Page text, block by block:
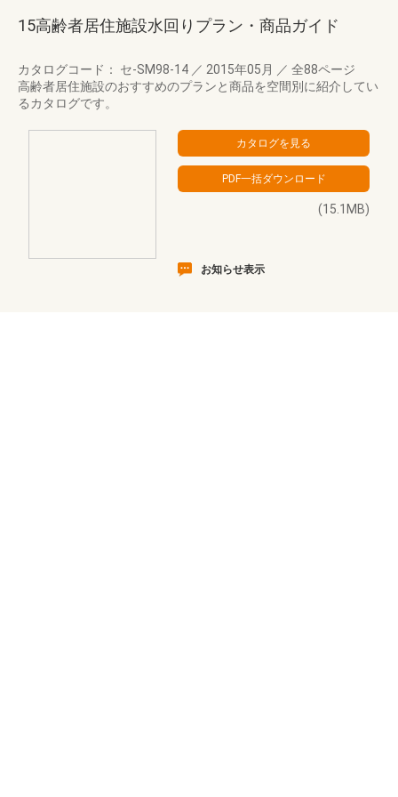
15高齢者居住施設水回りプラン・商品ガイド
カタログコード： セ-SM98-14 ／ 2015年05月 ／ 全88ページ
高齢者居住施設のおすすめのプランと商品を空間別に紹介してい
るカタログです。
(15.1MB)
お知らせ表示